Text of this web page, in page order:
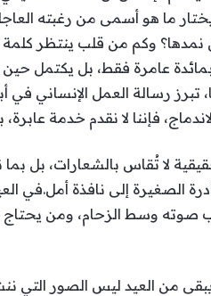
ما هو أسمى من رغبته
نمدها؟ وكم من قلب ينتظر
عامرة فقط، بل يكتمل
تبرز رسالة العمل الإنساني
فإننا لا نقدم خدمة
لا تُقاس بالشعارات، بل
الصغيرة إلى نافذة أمل.في
صوته وسط الزحام، ومن يحتاج
من العيد ليس الصور التي